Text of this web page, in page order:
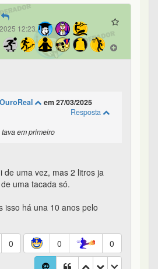
12:23
em 27/03/2025
Resposta
em primeiro
de uma vez, mas 2 litros ja
uma tacada só.
isso há una 10 anos pelo
0 0 0